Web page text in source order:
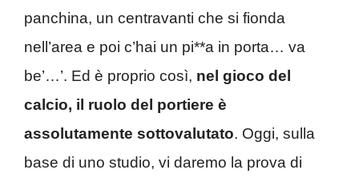
panchina, un centravanti che si fionda
nell’area e poi c’hai un pi**a in porta… va
be’…’. Ed è proprio così, nel gioco del
calcio, il ruolo del portiere è
assolutamente sottovalutato. Oggi, sulla
base di uno studio, vi daremo la prova di